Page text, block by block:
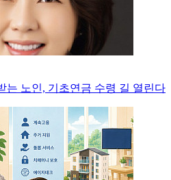
는 노인, 기초연금 수령 길 열린다